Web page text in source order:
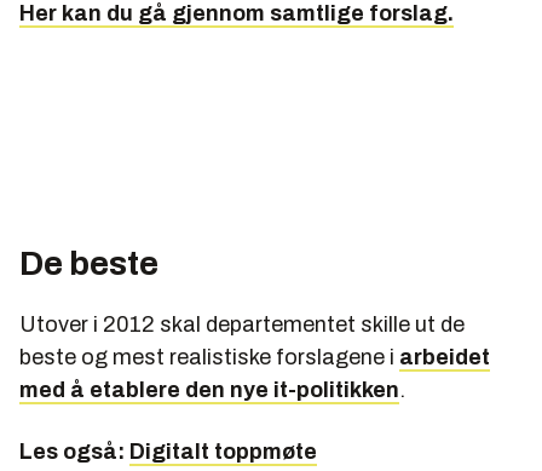
Her kan du gå gjennom samtlige forslag.
De beste
Utover i 2012 skal departementet skille ut de
beste og mest realistiske forslagene i arbeidet
med å etablere den nye it-politikken.
Les også: Digitalt toppmøte